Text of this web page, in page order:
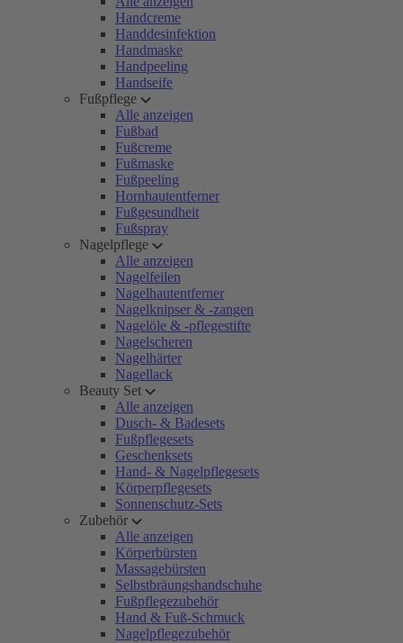
Handcreme
Handdesinfektion
Handmaske
Handpeeling
Handseife
Fußpflege
Alle anzeigen
Fußbad
Fußcreme
Fußmaske
Fußpeeling
Hornhautentferner
Fußgesundheit
Fußspray
Nagelpflege
Alle anzeigen
Nagelfeilen
Nagelhautentferner
Nagelknipser & -zangen
Nagelöle & -pflegestifte
Nagelscheren
Nagelhärter
Nagellack
Beauty Set
Alle anzeigen
Dusch- & Badesets
Fußpflegesets
Geschenksets
Hand- & Nagelpflegesets
Körperpflegesets
Sonnenschutz-Sets
Zubehör
Alle anzeigen
Körperbürsten
Massagebürsten
Selbstbräungshandschuhe
Fußpflegezubehör
Hand & Fuß-Schmuck
Nagelpflegezubehör